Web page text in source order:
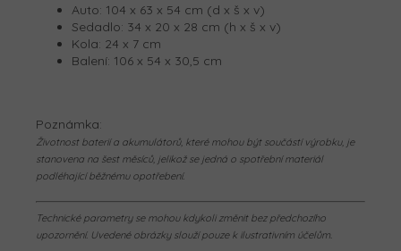
Auto: 104 x 63 x 54 cm (d x š x v)
Sedadlo: 34 x 20 x 28 cm (h x š x v)
Kola: 24 x 7 cm
Balení: 106 x 54 x 30,5 cm
Poznámka:
Životnost baterií a akumulátorů, které mohou být součástí výrobku, je
stanovena na šest měsíců, jelikož se jedná o spotřební materiál
podléhající běžnému opotřebení.
Technické parametry se mohou kdykoli změnit bez předchozího
upozornění. Uvedené obrázky slouží pouze k ilustrativním účelům.